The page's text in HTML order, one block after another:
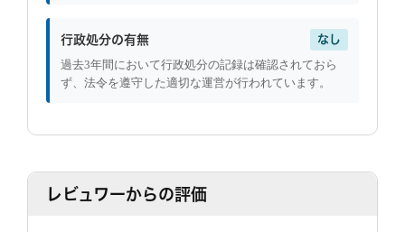
行政処分の有無 なし
過去3年間において行政処分の記録は確認されておら
ず、法令を遵守した適切な運営が行われています。
レビュワーからの評価